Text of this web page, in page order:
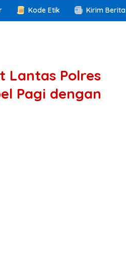
Kode Etik Kirim Berita
Lantas Polres
Pagi dengan